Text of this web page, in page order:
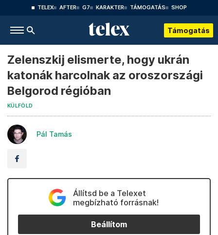
TELEX AFTER G7 KARAKTER TÁMOGATÁS SHOP
Támogatás
Zelenszkij elismerte, hogy ukrán
katonák harcolnak az oroszországi
Belgorod régióban
KÜLFÖLD
Pál Tamás
Állítsd be a Telexet
megbízható forrásnak!
Beállítom